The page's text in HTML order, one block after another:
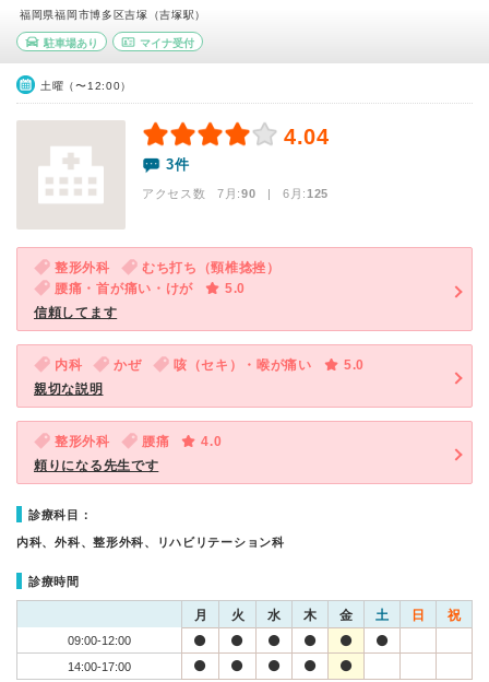
福岡県福岡市博多区吉塚（吉塚駅）
駐車場あり マイナ受付
土曜（〜12:00）
4.04
3件
アクセス数 7月:90 | 6月:125
整形外科
むち打ち（頸椎捻挫）
腰痛・首が痛い・けが
5.0
信頼してます
内科 かぜ 咳（セキ）・喉が痛い
5.0
親切な説明
整形外科 腰痛
4.0
頼りになる先生です
診療科目：
内科、外科、整形外科、リハビリテーション科
診療時間
月 火 水 木 金 土 日 祝
09:00-12:00
14:00-17:00